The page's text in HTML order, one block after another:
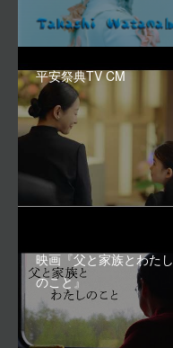
平安祭典TV CM
映画『父と家族とわたし
のこと』